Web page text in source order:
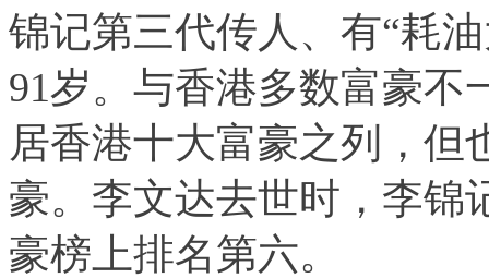
锦记第三代传人、有“耗
91岁。与香港多数富豪不
居香港十大富豪之列，但
豪。李文达去世时，李锦
豪榜上排名第六。